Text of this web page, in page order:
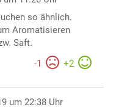
so ähnlich.
Aromatisieren
Saft.
-1 +2
um 22:38 Uhr